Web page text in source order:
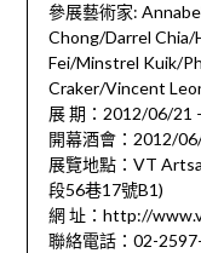
參展藝術家:
Chong/Darrel Chia/
Fei/Minstrel Kuik/
Craker/Vincent
展 期：2012/06/21
開幕酒會：2012/
展覽地點：VT
段56巷17號B1)
網 址：http://
聯絡電話：02-